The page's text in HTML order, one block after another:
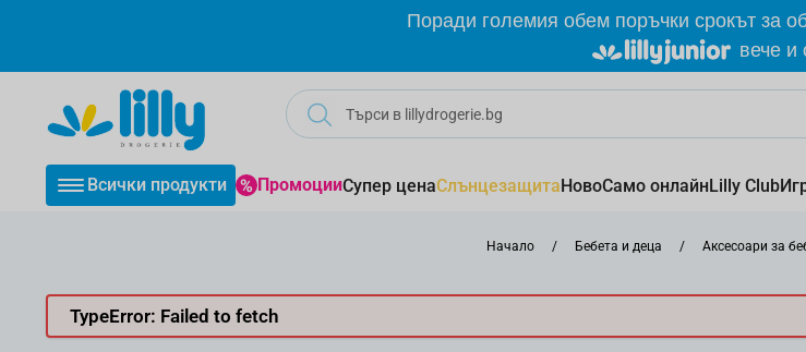
Поради големия обем поръчки срокът за
вече и
Всички продукти ПромоцииСупер ценаСлънцезащитаНовоСамо онлайнLilly Club
Начало / Бебета и деца / Аксесоари за
TypeError: Failed to fetch